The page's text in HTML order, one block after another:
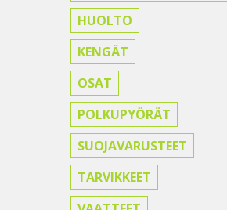
HUOLTO
KENGÄT
OSAT
POLKUPYÖRÄT
SUOJAVARUSTEET
TARVIKKEET